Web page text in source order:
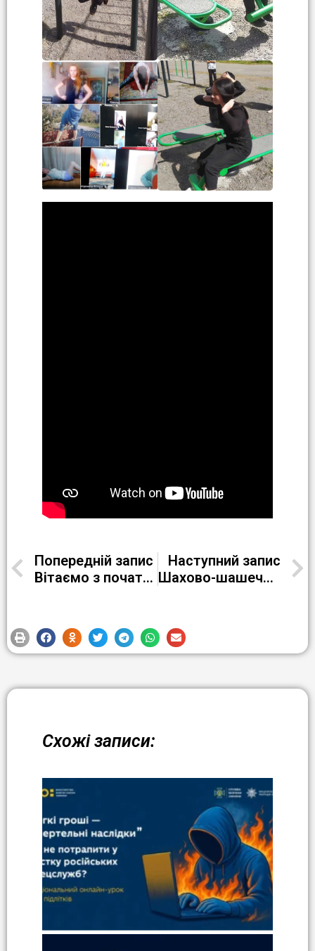
Попередній запис
Вітаємо з початком навчального року та Днем Знань!
Наступний запис
Шахово-шашечний турнір з заслуженим тренером України Козловою Вікторією Михайлівною
Схожі записи: